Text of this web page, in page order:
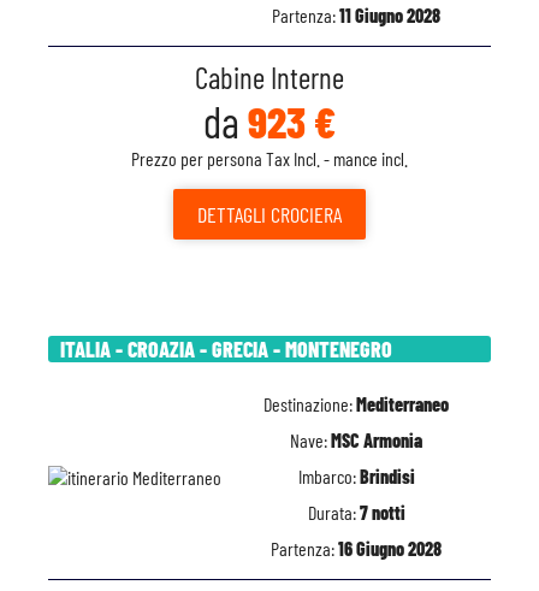
Partenza:11 Giugno 2028
Cabine Interne
da 923 €
Prezzo per persona Tax Incl. - mance incl.
DETTAGLI CROCIERA
ITALIA - CROAZIA - GRECIA - MONTENEGRO
Destinazione:Mediterraneo
Nave:MSC Armonia
Imbarco:Brindisi
Durata:7 notti
Partenza:16 Giugno 2028